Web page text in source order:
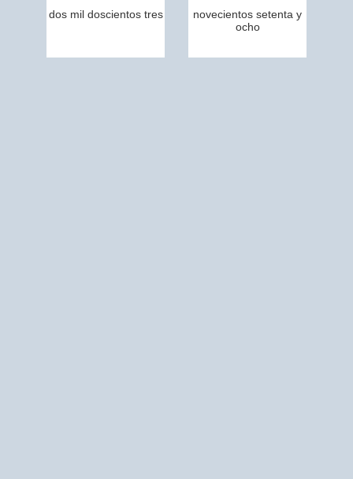
dos mil doscientos tres
novecientos setenta y
ocho